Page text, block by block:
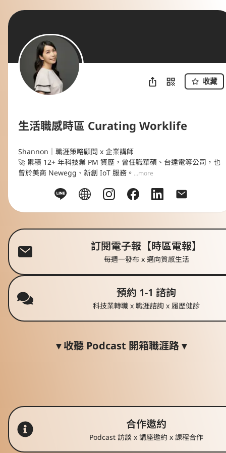
收藏
生活職感時區 Curating Worklife
Shannon｜職涯策略顧問 x 企業講師
🚀 累積 12+ 年科技業 PM 資歷，曾任職華碩、台達電等公司，也
曾於美商 Newegg、新創 IoT 服務。 ...more
訂閱電子報【時區電報】
每週一發布 x 邁向質感生活
預約 1-1 諮詢
科技業轉職 x 職涯諮詢 x 履歷健診
▾ 收聽 Podcast 開箱職涯路 ▾
合作邀約
Podcast 訪談 x 講座邀約 x 課程合作